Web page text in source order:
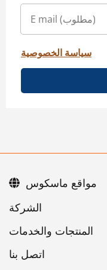
سياسة الخصوصية
اتصل بنا
مواقع ماسكوس